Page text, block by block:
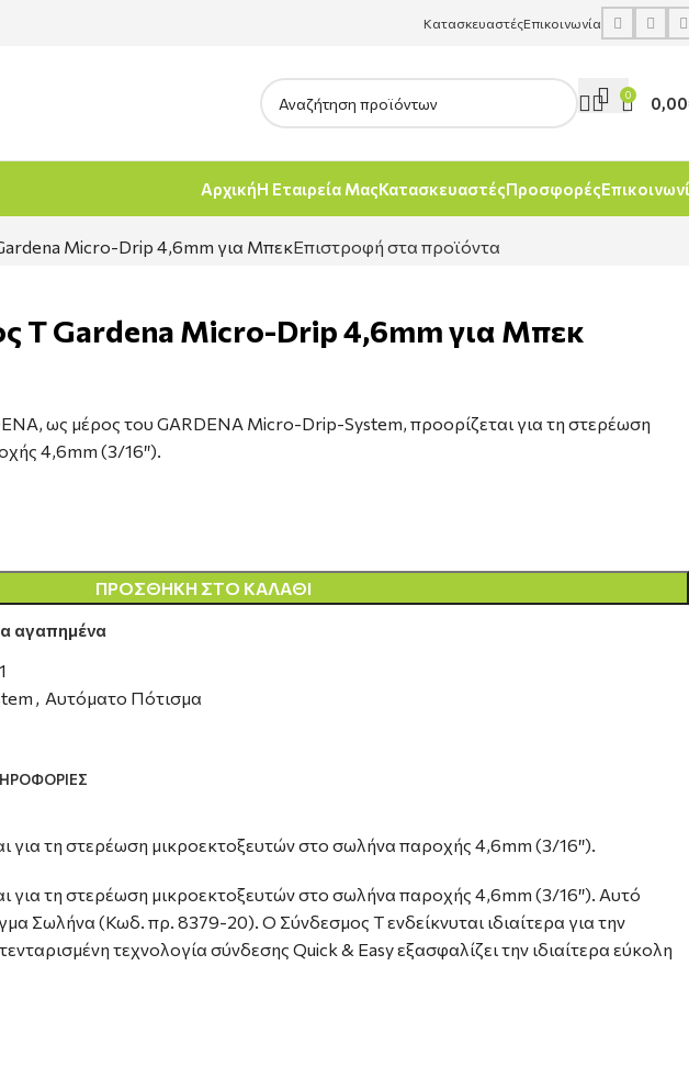
ΚατασκευαστέςΕπικοινωνία
0 0,00
ΑρχικήΗ Εταιρεία ΜαςΚατασκευαστέςΠροσφορές
Micro-Drip 4,6mm για ΜπεκΕπιστροφή στα προϊόντα
T Gardena Micro-Drip 4,6mm για Μπεκ
ως μέρος του GARDENA Micro-Drip-System, προορίζεται για τη στερέωση
4,6mm (3/16″).
ΠΡΟΣΘΉΚΗ ΣΤΟ ΚΑΛΆΘΙ
αγαπημένα
, Αυτόματο Πότισμα
τη στερέωση μικροεκτοξευτών στο σωλήνα παροχής 4,6mm (3/16″).
τη στερέωση μικροεκτοξευτών στο σωλήνα παροχής 4,6mm (3/16″). Αυτό
Σωλήνα (Κωδ. πρ. 8379-20). Ο Σύνδεσμος Τ ενδείκνυται ιδιαίτερα για την
τεχνολογία σύνδεσης Quick & Easy εξασφαλίζει την ιδιαίτερα εύκολη